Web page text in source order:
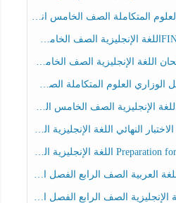
الصف الخامس انسبير الفصل الثالث
الإنجليزية الصف الخامس الفصل الثالث
المتكاملة الصف الخامس عام الفصل الثالث
اللغة الإنجليزية الصف الرابع الفصل الثالث
العربية الصف الرابع الفصل الثالث
الصف الرابع الفصل الثالث